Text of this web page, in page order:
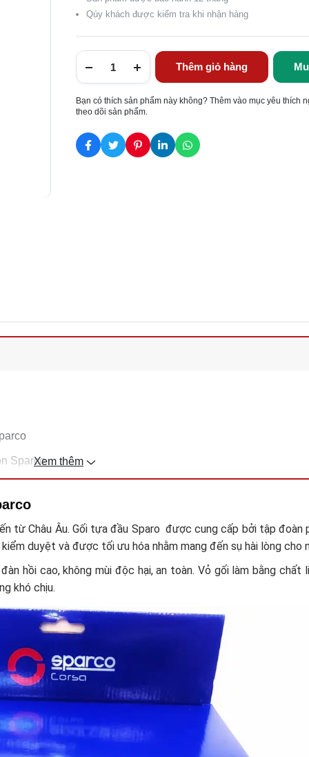
Qúy khách được kiểm tra khi nhận hàng
Thêm giỏ hàng
Bạn có thích sản phẩm này không? Thêm vào mục yêu thích
theo dõi sản phẩm.
SparcoXem thêm
từ Châu Âu. Gối tựa đầu Sparo được cung cấp bởi tập đoàn
duyệt và được tối ưu hóa nhằm mang đến sụ hài lòng cho
hồi cao, không mùi độc hại, an toàn. Vỏ gối làm bằng chất
khó chịu.